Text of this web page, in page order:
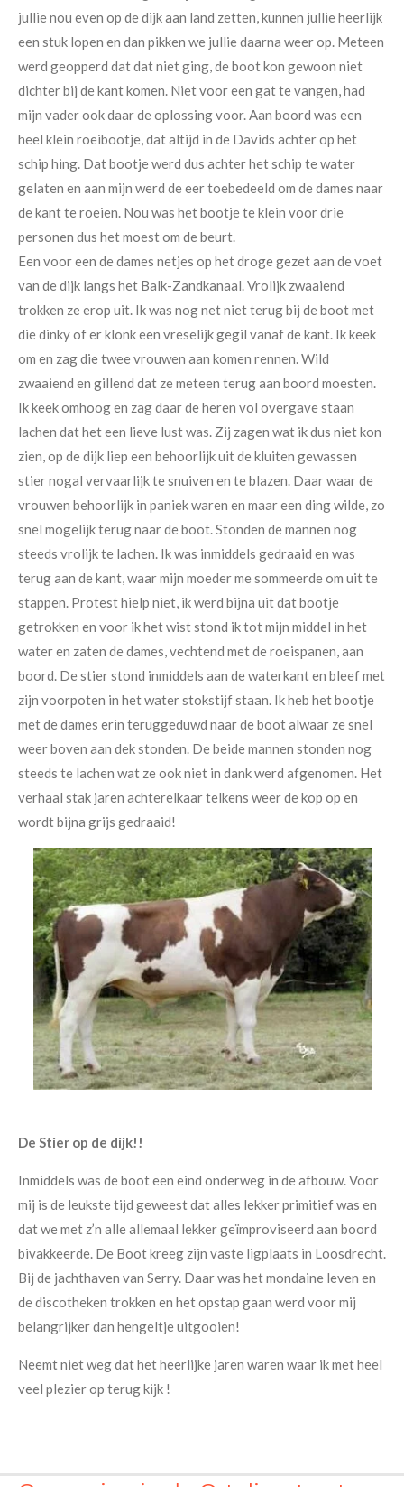
jullie nou even op de dijk aan land zetten, kunnen jullie heerlijk
een stuk lopen en dan pikken we jullie daarna weer op. Meteen
werd geopperd dat dat niet ging, de boot kon gewoon niet
dichter bij de kant komen. Niet voor een gat te vangen, had
mijn vader ook daar de oplossing voor. Aan boord was een
heel klein roeibootje, dat altijd in de Davids achter op het
schip hing. Dat bootje werd dus achter het schip te water
gelaten en aan mijn werd de eer toebedeeld om de dames naar
de kant te roeien. Nou was het bootje te klein voor drie
personen dus het moest om de beurt.
Een voor een de dames netjes op het droge gezet aan de voet
van de dijk langs het Balk-Zandkanaal. Vrolijk zwaaiend
trokken ze erop uit. Ik was nog net niet terug bij de boot met
die dinky of er klonk een vreselijk gegil vanaf de kant. Ik keek
om en zag die twee vrouwen aan komen rennen. Wild
zwaaiend en gillend dat ze meteen terug aan boord moesten.
Ik keek omhoog en zag daar de heren vol overgave staan
lachen dat het een lieve lust was. Zij zagen wat ik dus niet kon
zien, op de dijk liep een behoorlijk uit de kluiten gewassen
stier nogal vervaarlijk te snuiven en te blazen. Daar waar de
vrouwen behoorlijk in paniek waren en maar een ding wilde, zo
snel mogelijk terug naar de boot. Stonden de mannen nog
steeds vrolijk te lachen. Ik was inmiddels gedraaid en was
terug aan de kant, waar mijn moeder me sommeerde om uit te
stappen. Protest hielp niet, ik werd bijna uit dat bootje
getrokken en voor ik het wist stond ik tot mijn middel in het
water en zaten de dames, vechtend met de roeispanen, aan
boord. De stier stond inmiddels aan de waterkant en bleef met
zijn voorpoten in het water stokstijf staan. Ik heb het bootje
met de dames erin teruggeduwd naar de boot alwaar ze snel
weer boven aan dek stonden. De beide mannen stonden nog
steeds te lachen wat ze ook niet in dank werd afgenomen. Het
verhaal stak jaren achterelkaar telkens weer de kop op en
wordt bijna grijs gedraaid!
De Stier op de dijk!!
Inmiddels was de boot een eind onderweg in de afbouw. Voor
mij is de leukste tijd geweest dat alles lekker primitief was en
dat we met z’n alle allemaal lekker geïmproviseerd aan boord
bivakkeerde. De Boot kreeg zijn vaste ligplaats in Loosdrecht.
Bij de jachthaven van Serry. Daar was het mondaine leven en
de discotheken trokken en het opstap gaan werd voor mij
belangrijker dan hengeltje uitgooien!
Neemt niet weg dat het heerlijke jaren waren waar ik met heel
veel plezier op terug kijk !